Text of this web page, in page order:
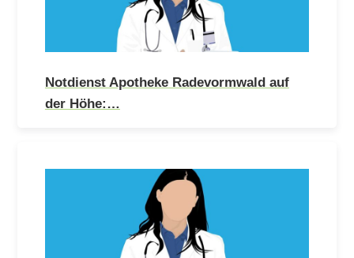
Notdienst Apotheke Radevormwald auf
der Höhe:…